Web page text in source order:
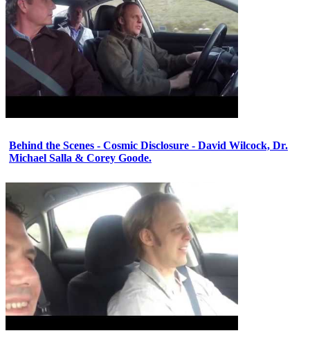
Behind the Scenes - Cosmic Disclosure - David Wilcock, Dr.
Michael Salla & Corey Goode.